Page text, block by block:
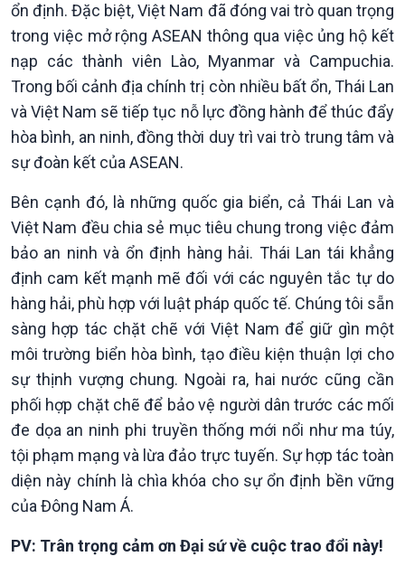
Văn hoá & Du lịch
Tin Văn hoá & Du lịch
Chát với người nổi tiếng
Câu chuyện Thể thao
Multimedia
Ảnh
Video
Infographic
E-Magazine
Podcast
Bình luận
ổn định. Đặc biệt, Việt Nam đã đóng vai trò quan trọng
trong việc mở rộng ASEAN thông qua việc ủng hộ kết
nạp các thành viên Lào, Myanmar và Campuchia.
Trong bối cảnh địa chính trị còn nhiều bất ổn, Thái Lan
và Việt Nam sẽ tiếp tục nỗ lực đồng hành để thúc đẩy
hòa bình, an ninh, đồng thời duy trì vai trò trung tâm và
sự đoàn kết của ASEAN.
Bên cạnh đó, là những quốc gia biển, cả Thái Lan và
Việt Nam đều chia sẻ mục tiêu chung trong việc đảm
bảo an ninh và ổn định hàng hải. Thái Lan tái khẳng
định cam kết mạnh mẽ đối với các nguyên tắc tự do
hàng hải, phù hợp với luật pháp quốc tế. Chúng tôi sẵn
sàng hợp tác chặt chẽ với Việt Nam để giữ gìn một
môi trường biển hòa bình, tạo điều kiện thuận lợi cho
sự thịnh vượng chung. Ngoài ra, hai nước cũng cần
phối hợp chặt chẽ để bảo vệ người dân trước các mối
đe dọa an ninh phi truyền thống mới nổi như ma túy,
tội phạm mạng và lừa đảo trực tuyến. Sự hợp tác toàn
diện này chính là chìa khóa cho sự ổn định bền vững
của Đông Nam Á.
PV: Trân trọng cảm ơn Đại sứ về cuộc trao đổi này!